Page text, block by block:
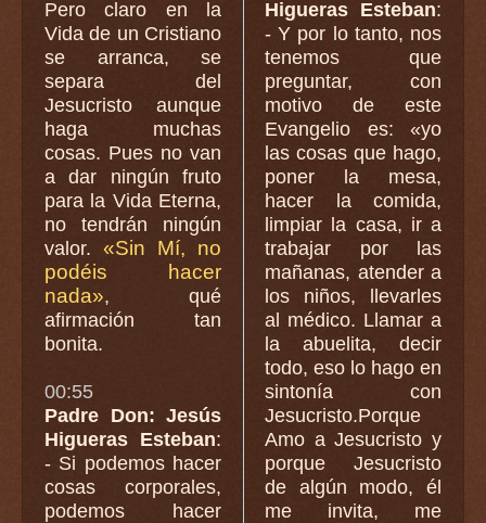
Pero claro en la
Vida de un Cristiano
se arranca, se
separa del
Jesucristo aunque
haga muchas
cosas. Pues no van
a dar ningún fruto
para la Vida Eterna,
no tendrán ningún
valor. «Sin Mí, no
podéis hacer
nada», qué
afirmación tan
bonita.
00:55
Padre Don: Jesús
Higueras Esteban:
- Si podemos hacer
cosas corporales,
podemos hacer
Higueras Esteban:
- Y por lo tanto, nos
tenemos que
preguntar, con
motivo de este
Evangelio es: «yo
las cosas que hago,
poner la mesa,
hacer la comida,
limpiar la casa, ir a
trabajar por las
mañanas, atender a
los niños, llevarles
al médico. Llamar a
la abuelita, decir
todo, eso lo hago en
sintonía con
Jesucristo.Porque
Amo a Jesucristo y
porque Jesucristo
de algún modo, él
me invita, me